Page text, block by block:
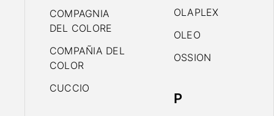
COMPAGNIA
DEL COLORE
COMPAÑIA DEL
COLOR
CUCCIO
OLAPLEX
OLEO
OSSION
P